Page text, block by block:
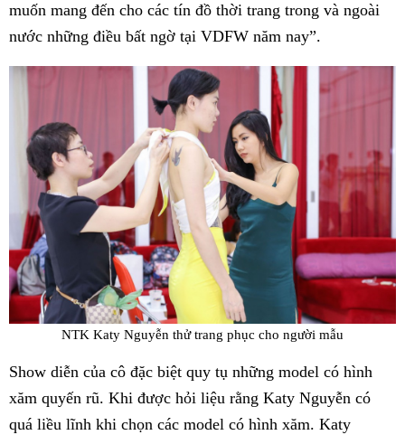
muốn mang đến cho các tín đồ thời trang trong và ngoài
nước những điều bất ngờ tại VDFW năm nay”.
NTK Katy Nguyễn thử trang phục cho người mẫu
Show diễn của cô đặc biệt quy tụ những model có hình
xăm quyến rũ. Khi được hỏi liệu rằng Katy Nguyễn có
quá liều lĩnh khi chọn các model có hình xăm. Katy